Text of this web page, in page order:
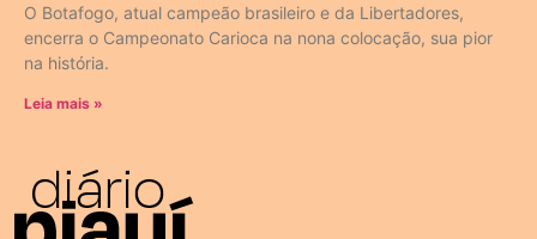
O Botafogo, atual campeão brasileiro e da Libertadores,
encerra o Campeonato Carioca na nona colocação, sua pior
na história.
Leia mais »